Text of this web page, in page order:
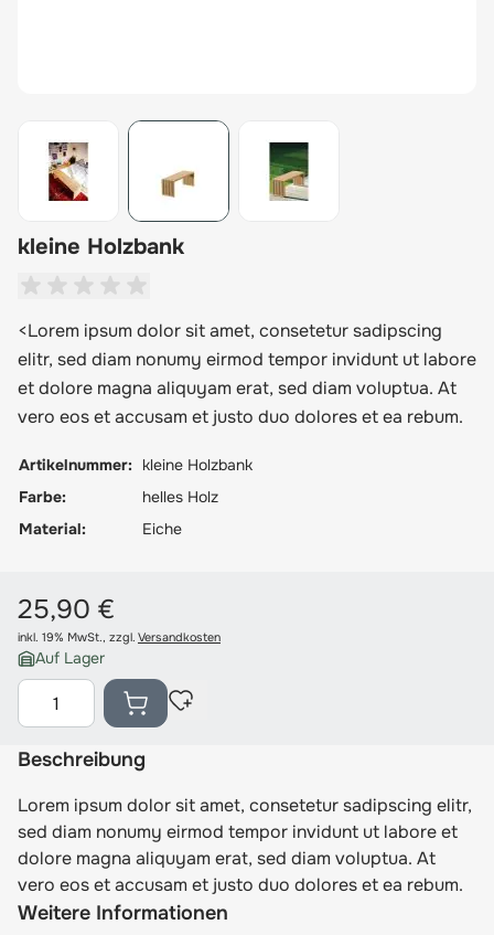
kleine Holzbank
<Lorem ipsum dolor sit amet, consetetur sadipscing
elitr, sed diam nonumy eirmod tempor invidunt ut labore
et dolore magna aliquyam erat, sed diam voluptua. At
vero eos et accusam et justo duo dolores et ea rebum.
Artikelnummer: kleine Holzbank
Farbe:
helles Holz
Material:
Eiche
25,90 €
inkl. 19% MwSt., zzgl. Versandkosten
Auf Lager
Menge
View larger imageView larger image
Beschreibung
Lorem ipsum dolor sit amet, consetetur sadipscing elitr,
sed diam nonumy eirmod tempor invidunt ut labore et
dolore magna aliquyam erat, sed diam voluptua. At
vero eos et accusam et justo duo dolores et ea rebum.
Weitere Informationen